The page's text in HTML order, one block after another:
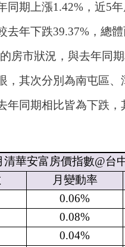
期上漲1.42%，近5
去年下跌39.37%，總
房市狀況，與去年同
其次分別為南屯區、
年同期相比皆為下跌
清華安富房價指數@台
月變動率
0.06%
0.08%
0.04%